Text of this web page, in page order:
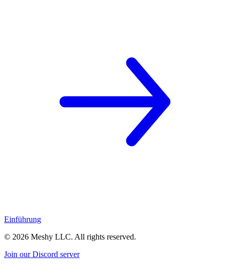
Einführung
© 2026 Meshy LLC. All rights reserved.
Join our Discord server